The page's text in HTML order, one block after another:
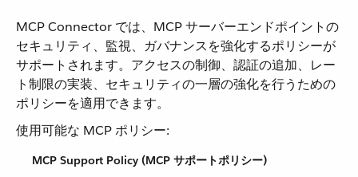
MCP Connector では、MCP サーバーエンドポイントの
セキュリティ、監視、ガバナンスを強化するポリシーが
サポートされます。アクセスの制御、認証の追加、レー
ト制限の実装、セキュリティの一層の強化を行うための
ポリシーを適用できます。
使用可能な MCP ポリシー:
MCP Support Policy (MCP サポートポリシー)